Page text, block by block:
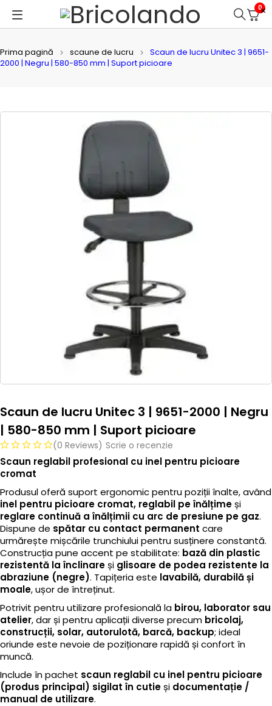
0
Prima pagină scaune de lucru
Scaun de lucru Unitec 3 | 9651-
2000 | Negru | 580-850 mm | Suport picioare
Scaun de lucru Unitec 3 | 9651-2000 | Negru
| 580-850 mm | Suport picioare
(0 Reviews) Scrie o recenzie
Scaun reglabil profesional cu inel pentru picioare
cromat
Produsul oferă suport ergonomic pentru poziții înalte, având
inel pentru picioare cromat, reglabil pe înălțimeși
reglare continuă a înălțimii cu arc de presiune pe gaz.
Dispune de spătar cu contact permanent care
urmărește mișcările trunchiului pentru susținere constantă.
Construcția pune accent pe stabilitate: bază din plastic
rezistentă la înclinareși glisoare de podea rezistente la
abraziune (negre). Tapițeria este lavabilă, durabilă și
moale, ușor de întreținut.
Potrivit pentru utilizare profesională la birou, laborator sau
atelier, dar și pentru aplicații diverse precum bricolaj,
construcții, solar, autorulotă, barcă, backup; ideal
oriunde este nevoie de poziționare rapidă și confort în
muncă.
Include în pachet scaun reglabil cu inel pentru picioare
(produs principal) sigilat în cutieși documentație /
manual de utilizare.